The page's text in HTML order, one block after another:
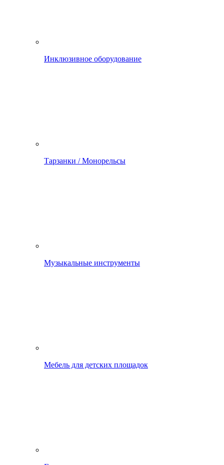
Инклюзивное оборудование
Тарзанки / Монорельсы
Музыкальные инструменты
Мебель для детских площадок